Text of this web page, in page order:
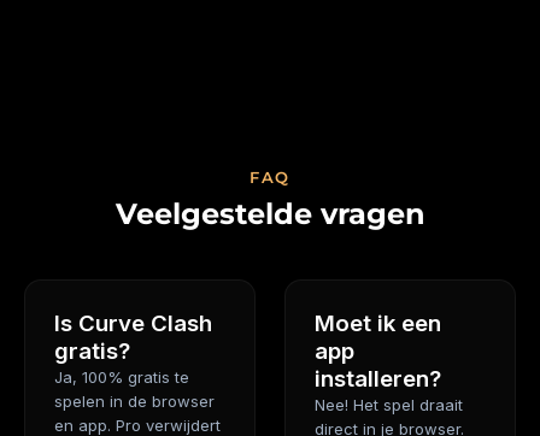
FAQ
Veelgestelde vragen
Is Curve Clash
gratis?
Ja, 100% gratis te
spelen in de browser
en app. Pro verwijdert
Moet ik een
app
installeren?
Nee! Het spel draait
direct in je browser.